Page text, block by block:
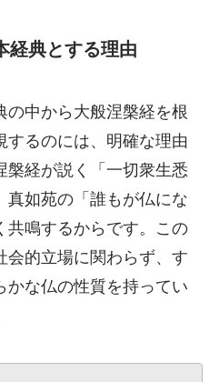
経典とする理由
の中から大般涅槃経を根
するのには、明確な理由
槃経が説く「一切衆生悉
真如苑の「誰もが仏にな
共鳴するからです。この
会的立場に関わらず、す
かな仏の性質を持ってい